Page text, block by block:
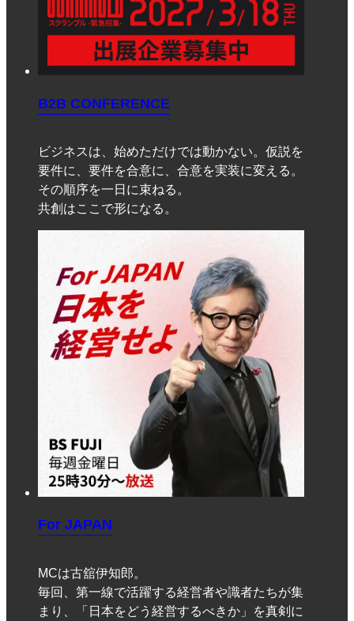
B2B CONFERENCE
ビジネスは、始めただけでは動かない。仮説を
要件に、要件を合意に、合意を実装に変える。
その順序を一日に束ねる。
共創はここで形になる。
For JAPAN
MCは古舘伊知郎。
毎回、第一線で活躍する経営者や識者たちが集
まり、「日本をどう経営するべきか」を真剣に